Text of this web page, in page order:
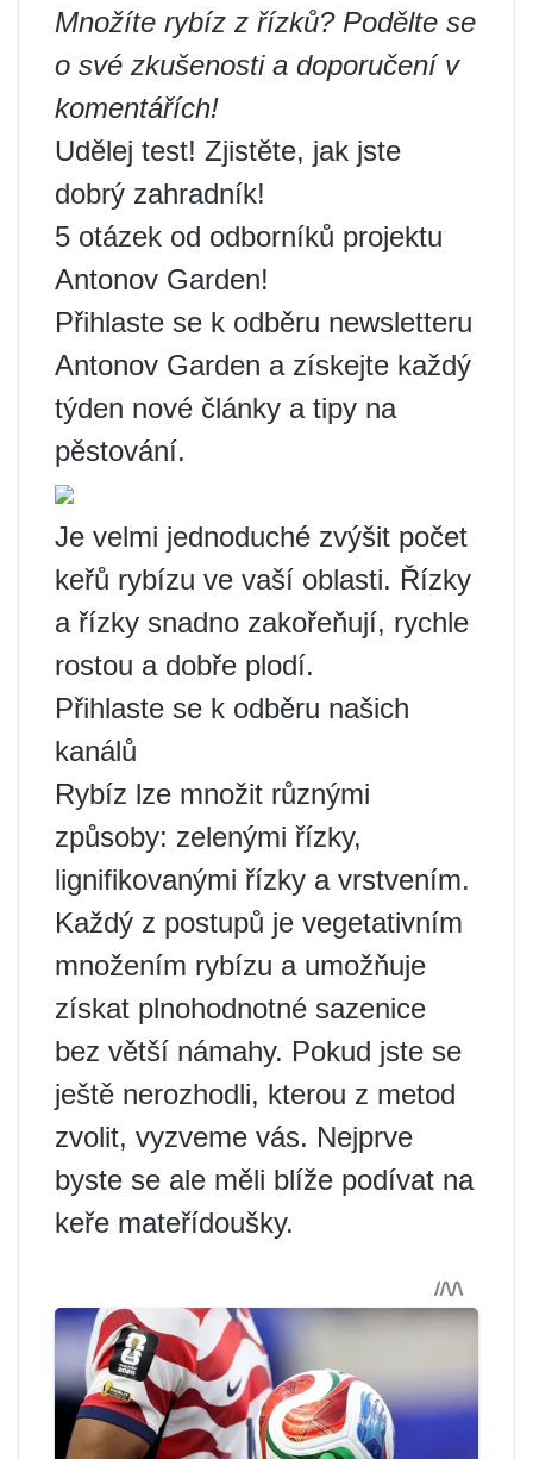
Množíte rybíz z řízků? Podělte se
o své zkušenosti a doporučení v
komentářích!
Udělej test! Zjistěte, jak jste
dobrý zahradník!
5 otázek od odborníků projektu
Antonov Garden!
Přihlaste se k odběru newsletteru
Antonov Garden a získejte každý
týden nové články a tipy na
pěstování.
Je velmi jednoduché zvýšit počet
keřů rybízu ve vaší oblasti. Řízky
a řízky snadno zakořeňují, rychle
rostou a dobře plodí.
Přihlaste se k odběru našich
kanálů
Rybíz lze množit různými
způsoby: zelenými řízky,
lignifikovanými řízky a vrstvením.
Každý z postupů je vegetativním
množením rybízu a umožňuje
získat plnohodnotné sazenice
bez větší námahy. Pokud jste se
ještě nerozhodli, kterou z metod
zvolit, vyzveme vás. Nejprve
byste se ale měli blíže podívat na
keře mateřídoušky.